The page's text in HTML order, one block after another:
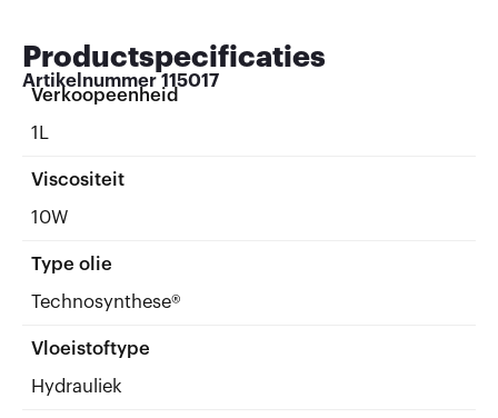
Productspecificaties
Artikelnummer 115017
Verkoopeenheid
1L
Viscositeit
10W
Type olie
Technosynthese®
Vloeistoftype
Hydrauliek